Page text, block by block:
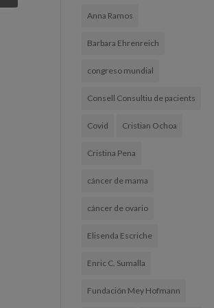
Anna Ramos
Barbara Ehrenreich
congreso mundial
Consell Consultiu de pacients
Covid Cristian Ochoa
Cristina Pena
cáncer de mama
cáncer de ovario
Elisenda Escriche
Enric C. Sumalla
Fundación Mey Hofmann